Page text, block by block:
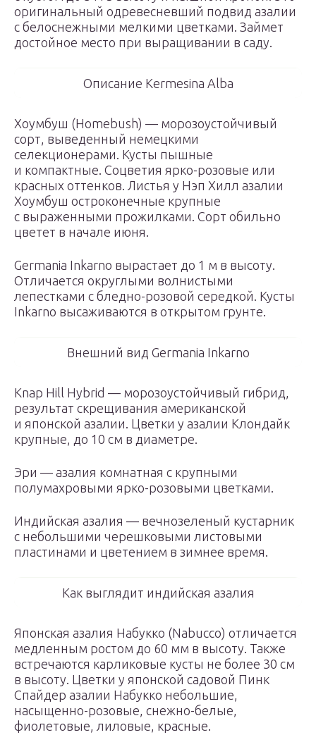
оригинальный одревесневший подвид азалии
с белоснежными мелкими цветками. Займет
достойное место при выращивании в саду.
Описание Kermesina Alba
Хоумбуш (Homebush) — морозоустойчивый
сорт, выведенный немецкими
селекционерами. Кусты пышные
и компактные. Соцветия ярко-розовые или
красных оттенков. Листья у Нэп Хилл азалии
Хоумбуш остроконечные крупные
с выраженными прожилками. Сорт обильно
цветет в начале июня.
Germania Inkarno вырастает до 1 м в высоту.
Отличается округлыми волнистыми
лепестками с бледно-розовой середкой. Кусты
Inkarno высаживаются в открытом грунте.
Внешний вид Germania Inkarno
Knap Hill Hybrid — морозоустойчивый гибрид,
результат скрещивания американской
и японской азалии. Цветки у азалии Клондайк
крупные, до 10 см в диаметре.
Эри — азалия комнатная с крупными
полумахровыми ярко-розовыми цветками.
Индийская азалия — вечнозеленый кустарник
с небольшими черешковыми листовыми
пластинами и цветением в зимнее время.
Как выглядит индийская азалия
Японская азалия Набукко (Nabucco) отличается
медленным ростом до 60 мм в высоту. Также
встречаются карликовые кусты не более 30 см
в высоту. Цветки у японской садовой Пинк
Спайдер азалии Набукко небольшие,
насыщенно-розовые, снежно-белые,
фиолетовые, лиловые, красные.